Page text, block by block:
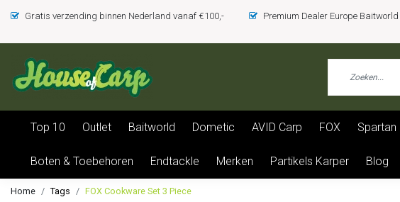
Gratis verzending binnen Nederland vanaf €100,- Premium Dealer Europe Baitworld
Top 10 Outlet Baitworld Dometic AVID Carp FOX Spartan
Boten & Toebehoren Endtackle Merken Partikels Karper Blog
Home Tags FOX Cookware Set 3 Piece